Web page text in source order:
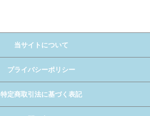
当サイトについて
プライバシーポリシー
特定商取引法に基づく表記